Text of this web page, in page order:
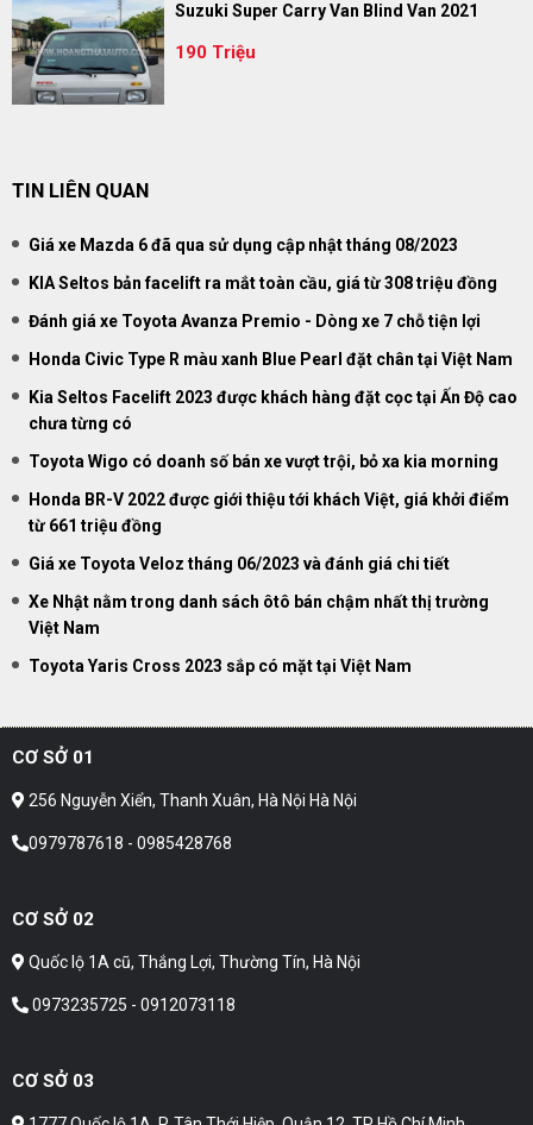
Suzuki Super Carry Van Blind Van 2021
190 Triệu
TIN LIÊN QUAN
Giá xe Mazda 6 đã qua sử dụng cập nhật tháng 08/2023
KIA Seltos bản facelift ra mắt toàn cầu, giá từ 308 triệu đồng
Đánh giá xe Toyota Avanza Premio - Dòng xe 7 chỗ tiện lợi
Honda Civic Type R màu xanh Blue Pearl đặt chân tại Việt Nam
Kia Seltos Facelift 2023 được khách hàng đặt cọc tại Ấn Độ cao
chưa từng có
Toyota Wigo có doanh số bán xe vượt trội, bỏ xa kia morning
Honda BR-V 2022 được giới thiệu tới khách Việt, giá khởi điểm
từ 661 triệu đồng
Giá xe Toyota Veloz tháng 06/2023 và đánh giá chi tiết
Xe Nhật nằm trong danh sách ôtô bán chậm nhất thị trường
Việt Nam
Toyota Yaris Cross 2023 sắp có mặt tại Việt Nam
CƠ SỞ 01
256 Nguyễn Xiển, Thanh Xuân, Hà Nội Hà Nội
0979787618 - 0985428768
CƠ SỞ 02
Quốc lộ 1A cũ, Thắng Lợi, Thường Tín, Hà Nội
0973235725 - 0912073118
CƠ SỞ 03